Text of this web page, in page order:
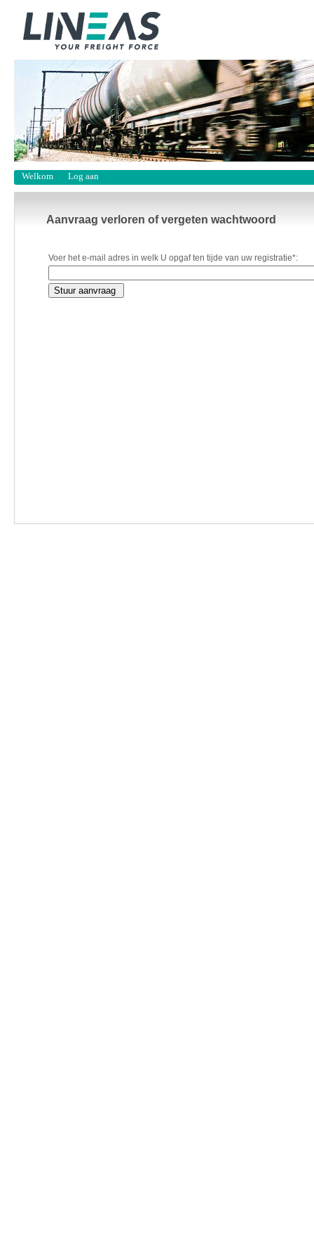
Welkom Log aan
Aanvraag verloren of vergeten wachtwoord
Voer het e-mail adres in welk U opgaf ten tijde van uw registratie*: